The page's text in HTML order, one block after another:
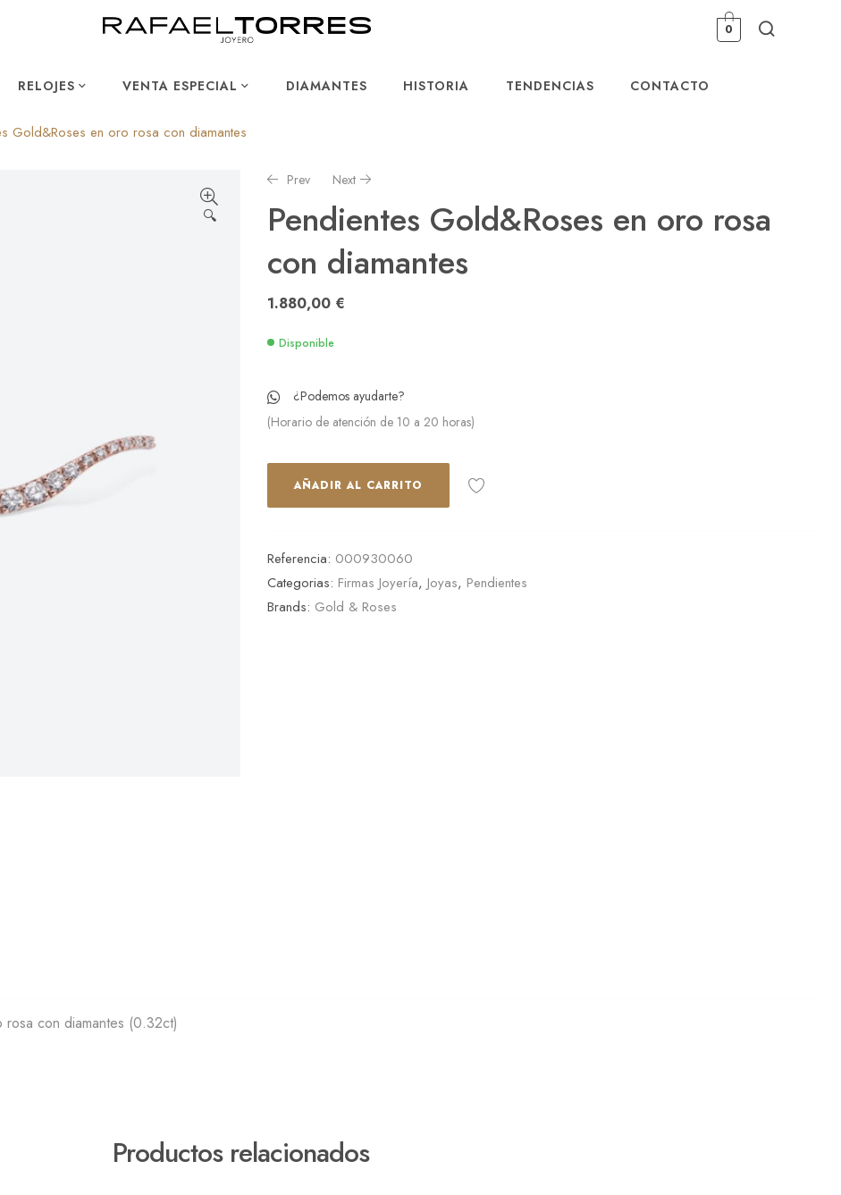
0
RELOJES VENTA ESPECIAL DIAMANTES HISTORIA TENDENCIAS CONTACTO
Gold&Roses en oro rosa con diamantes
🔍
Prev Next
Pendientes Gold&Roses en oro rosa
con diamantes
1.880,00 €
Disponible
¿Podemos ayudarte?
(Horario de atención de 10 a 20 horas)
AÑADIR AL CARRITO
Referencia: 000930060
Categorias: Firmas Joyería, Joyas, Pendientes
Brands: Gold & Roses
con diamantes (0.32ct)
Productos relacionados